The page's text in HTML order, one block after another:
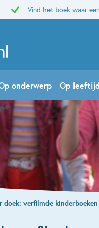
Vind het boek waar
onderwerp Op
doek: verfilmde kinderboeken